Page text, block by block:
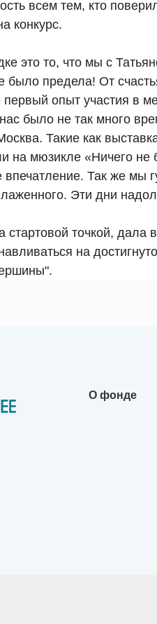
всем тем, кто
конкурс.
это то, что мы с
было предела! От
опыт участия в
было не так много
Такие как
мюзикле «Ничего не
впечатление. Так же мы
Эти дни
точкой, дала
на
О фонде